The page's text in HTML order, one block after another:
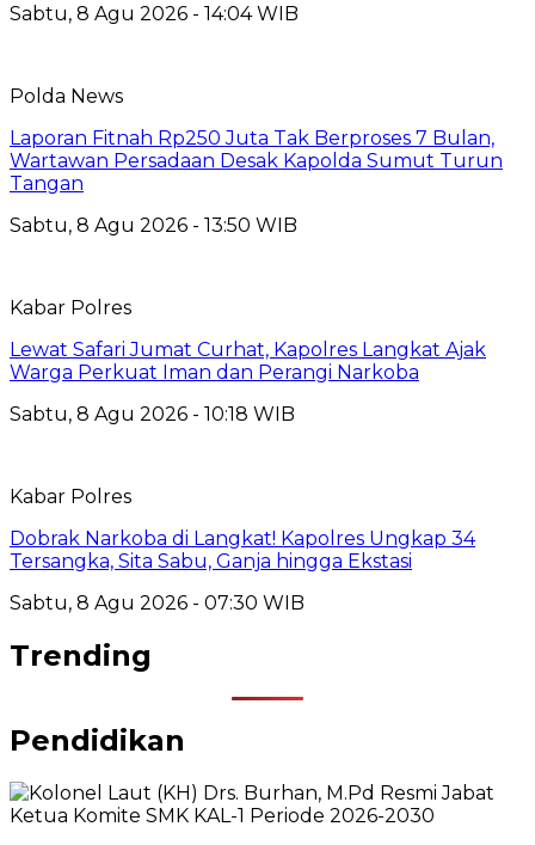
Sabtu, 8 Agu 2026 - 14:04 WIB
Polda News
Laporan Fitnah Rp250 Juta Tak Berproses 7 Bulan,
Wartawan Persadaan Desak Kapolda Sumut Turun
Tangan
Sabtu, 8 Agu 2026 - 13:50 WIB
Kabar Polres
Lewat Safari Jumat Curhat, Kapolres Langkat Ajak
Warga Perkuat Iman dan Perangi Narkoba
Sabtu, 8 Agu 2026 - 10:18 WIB
Kabar Polres
Dobrak Narkoba di Langkat! Kapolres Ungkap 34
Tersangka, Sita Sabu, Ganja hingga Ekstasi
Sabtu, 8 Agu 2026 - 07:30 WIB
Trending
Pendidikan